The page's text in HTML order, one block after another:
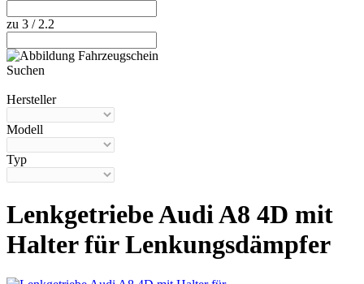
zu 3 / 2.2
Suchen
Hersteller
Modell
Typ
Lenkgetriebe Audi A8 4D mit
Halter für Lenkungsdämpfer